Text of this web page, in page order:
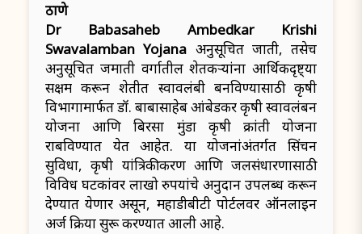
ठाणे
Dr Babasaheb Ambedkar Krishi
Swavalamban Yojana अनुसूचित जाती, तसेच
अनुसूचित जमाती प्रवर्गातील शेतकऱ्यांना आर्थिकदृष्ट्या
सक्षम करून शेतीत स्वावलंबी बनविण्यासाठी कृषी
विभागामार्फत डॉ. बाबासाहेब आंबेडकर कृषी स्वावलंबन
योजना आणि बिरसा मुंडा कृषी क्रांती योजना
राबविण्यात येत आहेत. या योजनांअंतर्गत सिंचन
सुविधा, कृषी यांत्रिकीकरण आणि जलसंधारणासाठी
विविध घटकांवर लाखो रुपयांचे अनुदान उपलब्ध करून
देण्यात येणार असून, महाडीबीटी पोर्टलवर ऑनलाइन
अर्ज प्रक्रिया सुरू करण्यात आली आहे.